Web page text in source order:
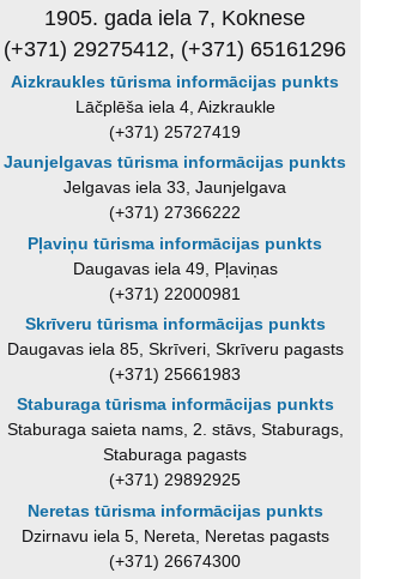
1905. gada iela 7, Koknese
(+371) 29275412, (+371) 65161296
Aizkraukles tūrisma informācijas punkts
Lāčplēša iela 4, Aizkraukle
(+371) 25727419
Jaunjelgavas tūrisma informācijas punkts
Jelgavas iela 33, Jaunjelgava
(+371) 27366222
Pļaviņu tūrisma informācijas punkts
Daugavas iela 49, Pļaviņas
(+371) 22000981
Skrīveru tūrisma informācijas punkts
Daugavas iela 85, Skrīveri, Skrīveru pagasts
(+371) 25661983
Staburaga tūrisma informācijas punkts
Staburaga saieta nams, 2. stāvs, Staburags,
Staburaga pagasts
(+371) 29892925
Neretas tūrisma informācijas punkts
Dzirnavu iela 5, Nereta, Neretas pagasts
(+371) 26674300